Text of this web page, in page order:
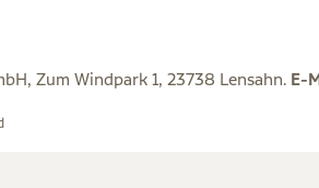
Zum Windpark 1, 23738 Lensahn. E-